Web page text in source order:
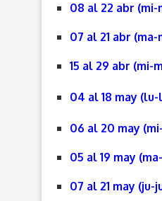
08 al 22 abr (mi-
07 al 21 abr (ma-
15 al 29 abr (mi-
04 al 18 may (lu-
06 al 20 may
05 al 19 may
07 al 21 may (ju-